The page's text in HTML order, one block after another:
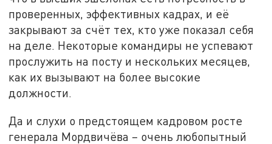
проверенных, эффективных кадрах, и её
закрывают за счёт тех, кто уже показал себя
на деле. Некоторые командиры не успевают
прослужить на посту и нескольких месяцев,
как их вызывают на более высокие
должности.
Да и слухи о предстоящем кадровом росте
генерала Мордвичёва – очень любопытный